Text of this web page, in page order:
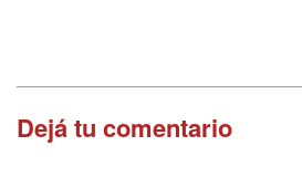
Dejá tu comentario